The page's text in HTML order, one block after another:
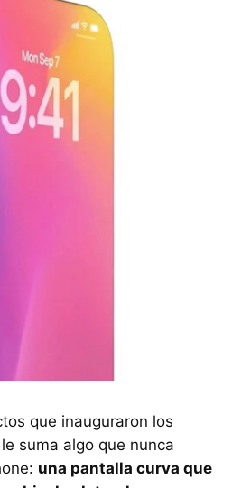
que inauguraron los
suma algo que nunca
una pantalla curva que